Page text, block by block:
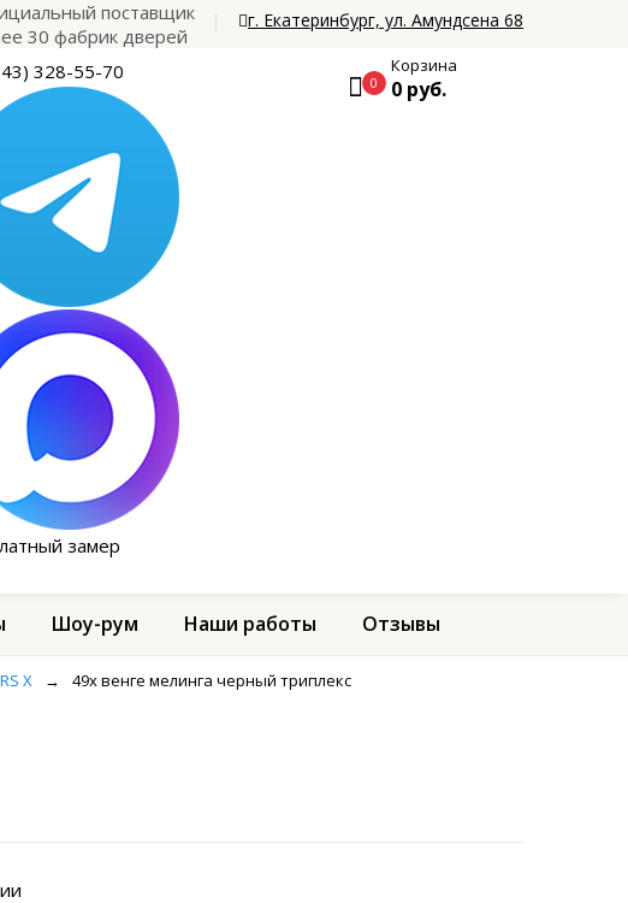
поставщик
30 фабрик дверей
г. Екатеринбург, ул. Амундсена 68
328-55-70
замер
0
Корзина
0 руб.
Шоу-рум Наши работы Отзывы
X → 49х венге мелинга черный триплекс